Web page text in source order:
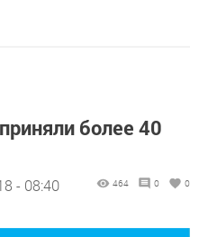
более 40
- 08:40 464 0 0